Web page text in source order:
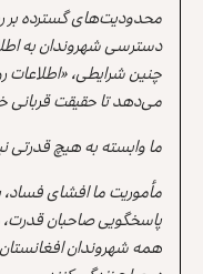
محدودیت‌های گسترده بر
دسترسی شهروندان به
چنین شرایطی، «اطلاعات
می‌دهد تا حقیقت
ما وابسته به هیچ قدرتی
مأموریت ما افشای
پاسخگویی صاحبان قدرت،
همه شهروندان افغانستان